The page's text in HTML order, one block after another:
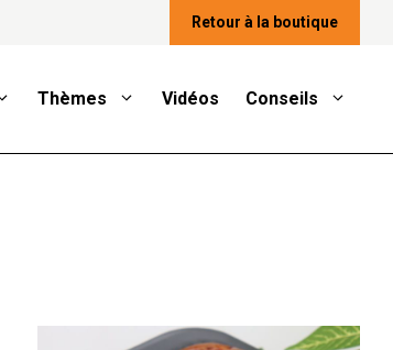
Retour à la boutique
Thèmes Vidéos Conseils